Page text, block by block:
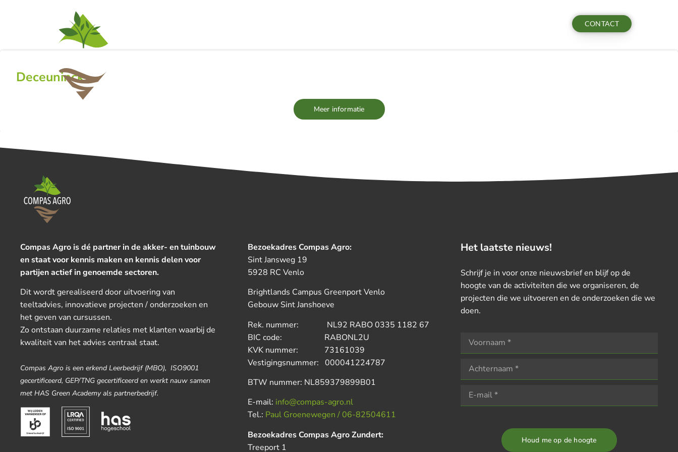
CONTACT
Deceuninck
Meer informatie
Compas Agro is dé partner in de akker- en tuinbouw
en staat voor kennis maken en kennis delen voor
partijen actief in genoemde sectoren.
Dit wordt gerealiseerd door uitvoering van
teeltadvies, innovatieve projecten / onderzoeken en
het geven van cursussen.
Zo ontstaan duurzame relaties met klanten waarbij de
kwaliteit van het advies centraal staat.
Compas Agro is een erkend Leerbedrijf (MBO), ISO9001
gecertificeerd, GEP/TNG gecertificeerd en werkt nauw samen
met HAS Green Academy als partnerbedrijf.
Bezoekadres Compas Agro:
Sint Jansweg 19
5928 RC Venlo
Brightlands Campus Greenport Venlo
Gebouw Sint Janshoeve
Rek. nummer: NL92 RABO 0335 1182 67
BIC code: RABONL2U
KVK nummer: 73161039
Vestigingsnummer: 000041224787
BTW nummer: NL859379899B01
E-mail: info@compas-agro.nl
Tel.: Paul Groenewegen / 06-82504611
Bezoekadres Compas Agro Zundert:
Treeport 1
Het laatste nieuws!
Schrijf je in voor onze nieuwsbrief en blijf op de
hoogte van de activiteiten die we organiseren, de
projecten die we uitvoeren en de onderzoeken die we
doen.
Houd me op de hoogte